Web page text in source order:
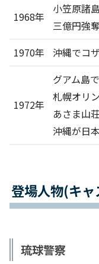
1968年
小笠原諸
三億円強
1970年
沖縄でコ
1972年
グアム島
札幌オリ
あさま山
沖縄が日
登場人物(キ
琉球警察